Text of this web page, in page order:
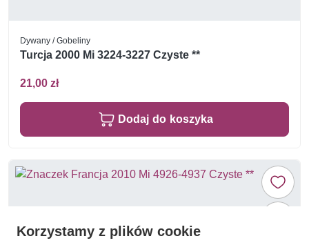
Dywany / Gobeliny
Turcja 2000 Mi 3224-3227 Czyste **
21,00 zł
Dodaj do koszyka
Korzystamy z plików cookie